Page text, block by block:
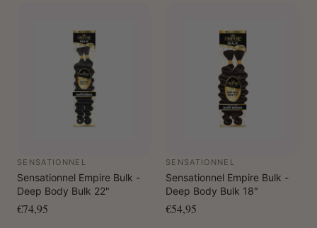
SENSATIONNEL
Sensationnel Empire Bulk -
Deep Body Bulk 22"
€74,95
SENSATIONNEL
Sensationnel Empire Bulk -
Deep Body Bulk 18"
€54,95